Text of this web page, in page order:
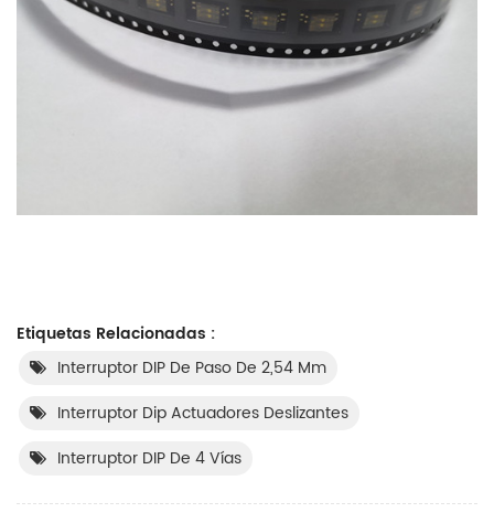
Etiquetas Relacionadas :
Interruptor DIP De Paso De 2,54 Mm
Interruptor Dip Actuadores Deslizantes
Interruptor DIP De 4 Vías